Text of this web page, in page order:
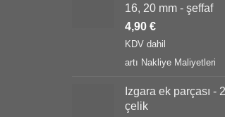
16, 20 mm - şeffaf
4,90 €
KDV dahil
artı Nakliye Maliyetleri
Izgara ek parçası -
çelik